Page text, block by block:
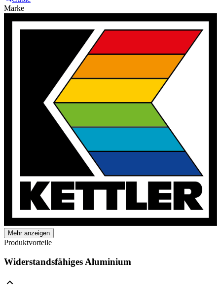
Marke
Mehr anzeigen
Produktvorteile
Widerstandsfähiges Aluminium